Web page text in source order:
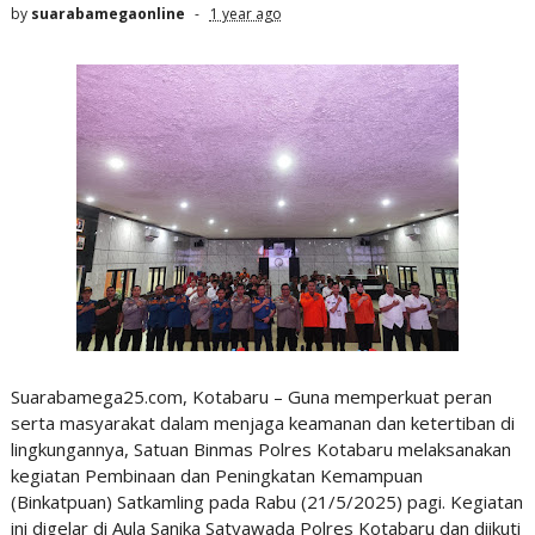
by suarabamegaonline 1 year ago
Suarabamega25.com, Kotabaru – Guna memperkuat peran
serta masyarakat dalam menjaga keamanan dan ketertiban di
lingkungannya, Satuan Binmas Polres Kotabaru melaksanakan
kegiatan Pembinaan dan Peningkatan Kemampuan
(Binkatpuan) Satkamling pada Rabu (21/5/2025) pagi. Kegiatan
ini digelar di Aula Sanika Satyawada Polres Kotabaru dan diikuti